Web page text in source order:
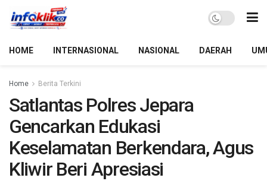
HOME INTERNASIONAL NASIONAL DAERAH
Home Berita Terkini
Satlantas Polres Jepara
Gencarkan Edukasi
Keselamatan Berkendara, Agus
Kliwir Beri Apresiasi